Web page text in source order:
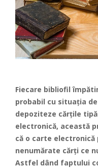
Fiecare bibliofil
probabil cu situaţia
depoziteze cărţile
electronică, această
că o carte
nenumărate cărți ce
Astfel dând faptului